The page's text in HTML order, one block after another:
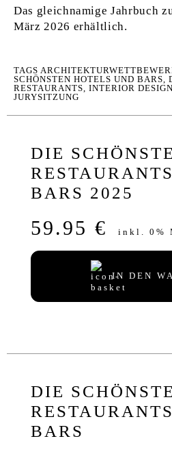
Das gleichnamige Jahrbuch
März 2026 erhältlich.
TAGS
SCHÖNSTEN HOTELS UND BARS,
RESTAURANTS, INTERIOR
JURYSITZUNG
DIE
BARS 2025
59.95 € inkl. 0%
IN DEN
DIE
BARS